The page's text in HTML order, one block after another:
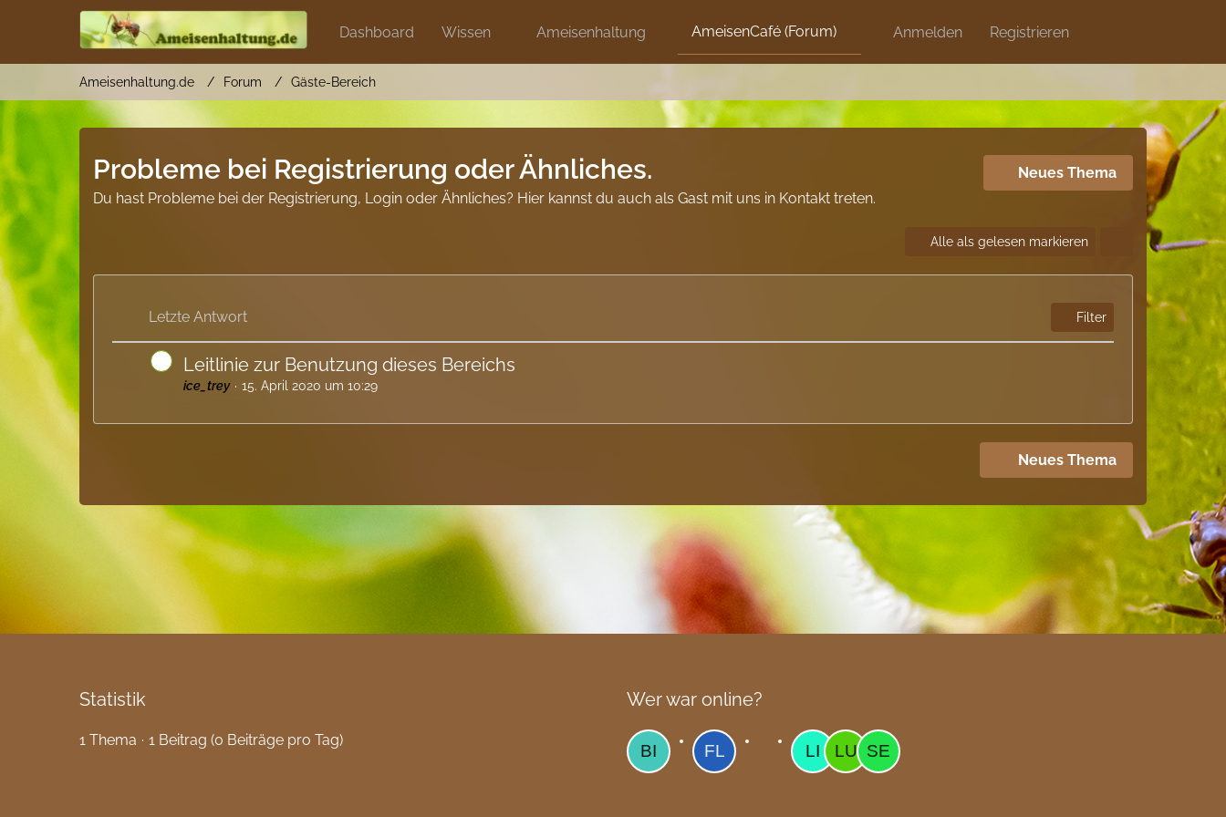
Anmelden Registrieren
Dashboard Wissen Ameisenhaltung AmeisenCafé (Forum) Discord Artikel Blog
Ameisenhaltung.de Forum Gäste-Bereich
Probleme bei Registrierung oder Ähnliches.
Du hast Probleme bei der Registrierung, Login oder Ähnliches? Hier kannst du auch als Gast mit uns in Kontakt treten.
Neues Thema
Alle als gelesen markieren
Letzte Antwort Filter
Leitlinie zur Benutzung dieses Bereichs
ice_trey 15. April 2020 um 10:29
Neues Thema
Statistik
1 Thema 1 Beitrag (0 Beiträge pro Tag)
Wer war online?